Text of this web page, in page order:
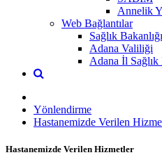
Annelik
Web Bağlantılar
Sağlık Bakanlığı
Adana Valiliği
Adana İl
Yönlendirme
Hastanemizde Verilen
Hastanemizde Verilen Hizmetler